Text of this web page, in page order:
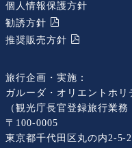
個人情報保護方針
勧誘⽅針
推奨販売⽅針
旅行企画・実施：
ガルーダ・オリエントホ
（観光庁長官登録旅行業務
〒100-0005
東京都千代田区丸の内2-5-